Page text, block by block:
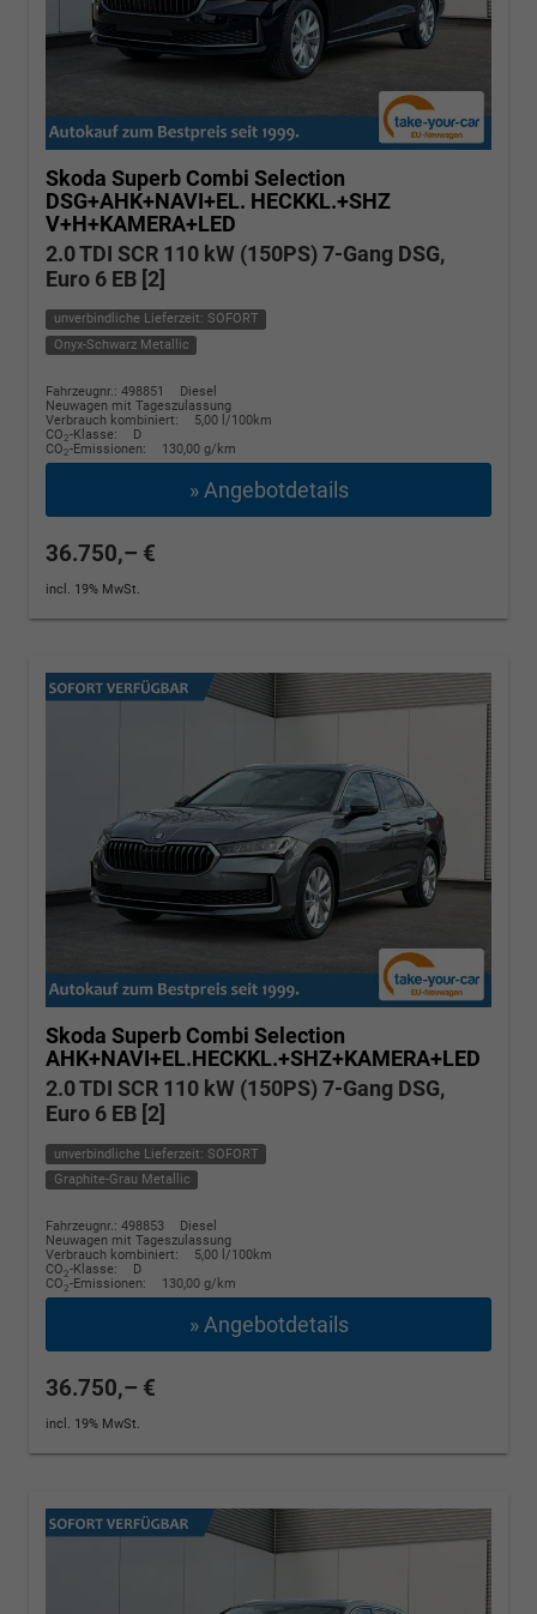
Skoda Superb Combi Selection
DSG+AHK+NAVI+EL. HECKKL.+SHZ
V+H+KAMERA+LED
2.0 TDI SCR 110 kW (150PS) 7-Gang DSG,
Euro 6 EB [2]
unverbindliche Lieferzeit: SOFORT
Onyx-Schwarz Metallic
Fahrzeugnr.: 498851
Diesel
Neuwagen mit Tageszulassung
Verbrauch kombiniert:
5,00 l/100km
CO2-Klasse:
D
CO2-Emissionen: 130,00 g/km
» Angebotdetails
36.750,– €
incl. 19% MwSt.
Skoda Superb Combi Selection
AHK+NAVI+EL.HECKKL.+SHZ+KAMERA+LED
2.0 TDI SCR 110 kW (150PS) 7-Gang DSG,
Euro 6 EB [2]
unverbindliche Lieferzeit: SOFORT
Graphite-Grau Metallic
Fahrzeugnr.: 498853
Diesel
Neuwagen mit Tageszulassung
Verbrauch kombiniert:
5,00 l/100km
CO2-Klasse:
D
CO2-Emissionen: 130,00 g/km
» Angebotdetails
36.750,– €
incl. 19% MwSt.